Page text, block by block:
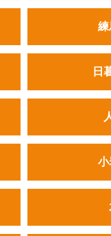
練
日
小